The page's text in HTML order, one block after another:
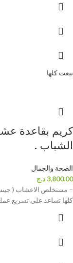
بيعت كلها
كريم بقاعدة
الشباب .
الصحة والجمال
3,800.00د.ج
– مستخلص الاعشاب (
كلها تساعد على تسريع